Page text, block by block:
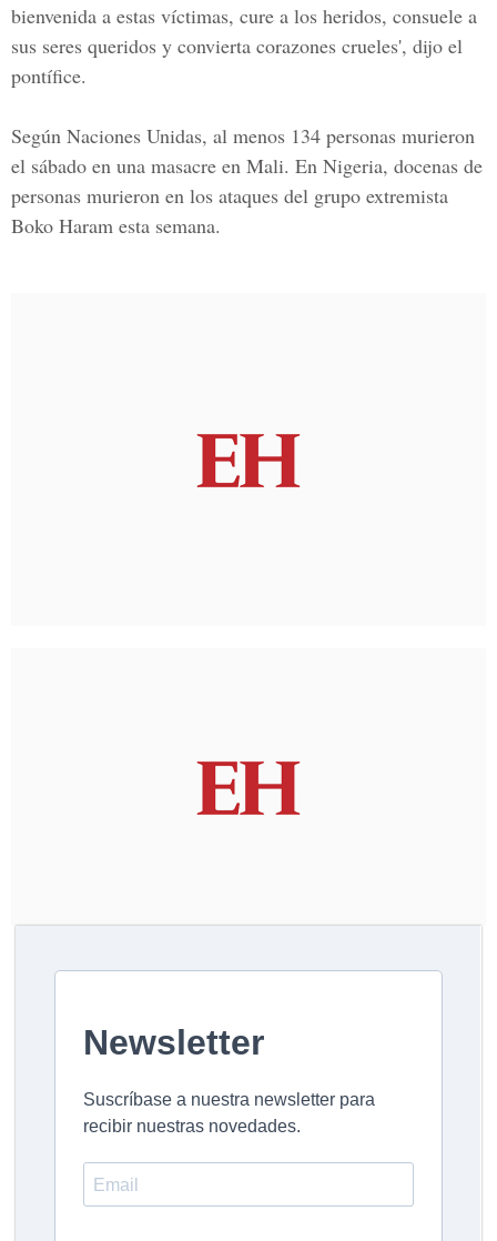
bienvenida a estas víctimas, cure a los heridos, consuele a
sus seres queridos y convierta corazones crueles', dijo el
pontífice.
Según Naciones Unidas, al menos 134 personas murieron
el sábado en una masacre en Mali. En Nigeria, docenas de
personas murieron en los ataques del grupo extremista
Boko Haram esta semana.